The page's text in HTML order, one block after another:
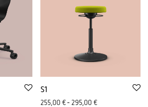
цена была: 383,00 €
Preis ist: 311,00 €.
S1
255,00 €- 295,00 €